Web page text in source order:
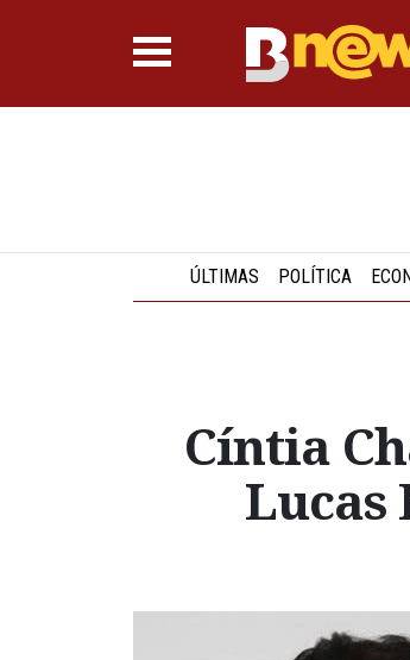
ÚLTIMAS POLÍTICA
Cíntia
Lucas